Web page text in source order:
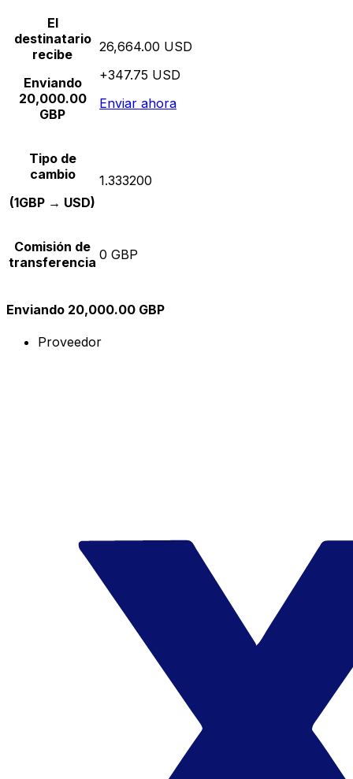
El
destinatario
recibe
Enviando
20,000.00
GBP
26,664.00 USD
+347.75 USD
Enviar ahora
Tipo de
cambio
(1GBP → USD)
1.333200
Comisión de
transferencia 0 GBP
Enviando 20,000.00 GBP
Proveedor